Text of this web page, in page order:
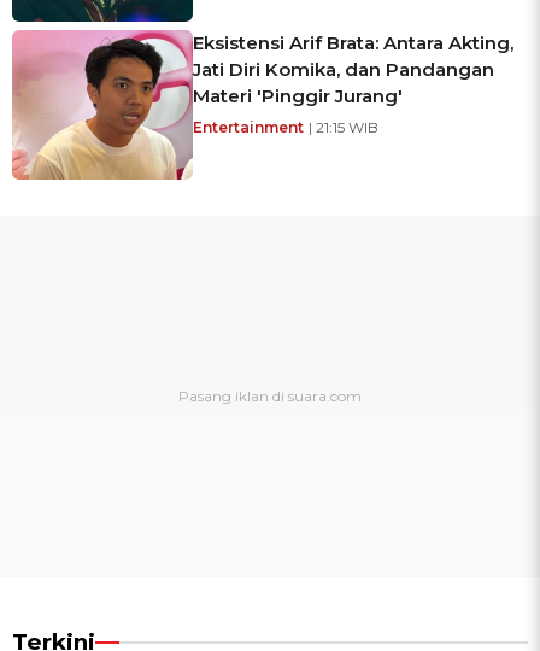
Eksistensi Arif Brata: Antara Akting,
Jati Diri Komika, dan Pandangan
Materi 'Pinggir Jurang'
Entertainment | 21:15 WIB
Terkini